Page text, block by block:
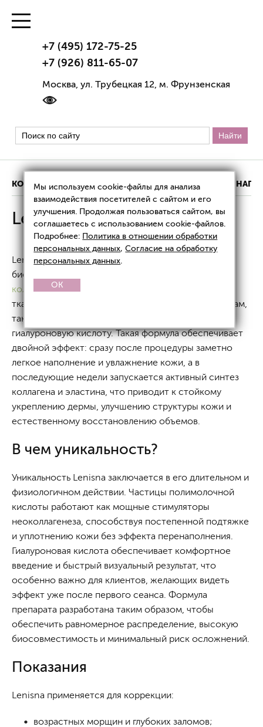
+7 (495) 172-75-25
+7 (926) 811-65-07
Москва, ул. Трубецкая 12, м. Фрунзенская
КОНТАКТЫ ИНФОРМАЦИЯ О КЛИНИКЕ НАШИ
Lenisna
Lenisna — это современный инъекционный
биостимулятор нового поколения, созданный для
коллагенотерапии
тканей. Препарат относится к гибридным средствам,
так как сочетает полимолочную кислоту и
гиалуроновую кислоту. Такая формула обеспечивает
двойной эффект: сразу после процедуры заметно
легкое наполнение и увлажнение кожи, а в
последующие недели запускается активный синтез
коллагена и эластина, что приводит к стойкому
укреплению дермы, улучшению структуры кожи и
естественному восстановлению объемов.
В чем уникальность?
Уникальность Lenisna заключается в его длительном и
физиологичном действии. Частицы полимолочной
кислоты работают как мощные стимуляторы
неоколлагенеза, способствуя постепенной подтяжке
и уплотнению кожи без эффекта перенаполнения.
Гиалуроновая кислота обеспечивает комфортное
введение и быстрый визуальный результат, что
особенно важно для клиентов, желающих видеть
эффект уже после первого сеанса. Формула
препарата разработана таким образом, чтобы
обеспечить равномерное распределение, высокую
биосовместимость и минимальный риск осложнений.
Показания
Lenisna применяется для коррекции:
возрастных морщин и глубоких заломов;
Мы используем cookie-файлы для анализа
взаимодействия посетителей с сайтом и его
улучшения. Продолжая пользоваться сайтом, вы
соглашаетесь с использованием cookie-файлов.
Подробнее: Политика в отношении обработки
персональных данных,Согласие на обработку
персональных данных.
OK